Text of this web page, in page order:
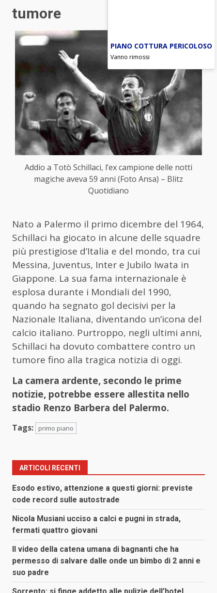
tumore
Addio a Totò Schillaci, l’ex campione delle notti
magiche aveva 59 anni (Foto Ansa) – Blitz
Quotidiano
Nato a Palermo il primo dicembre del 1964,
Schillaci ha giocato in alcune delle squadre
più prestigiose d’Italia e del mondo, tra cui
Messina, Juventus, Inter e Jubilo Iwata in
Giappone. La sua fama internazionale è
esplosa durante i Mondiali del 1990,
quando ha segnato gol decisivi per la
Nazionale Italiana, diventando un’icona del
calcio italiano. Purtroppo, negli ultimi anni,
Schillaci ha dovuto combattere contro un
tumore fino alla tragica notizia di oggi.
La camera ardente, secondo le prime
notizie, potrebbe essere allestita nello
stadio Renzo Barbera del Palermo.
Tags: primo piano
ARTICOLI RECENTI
Esodo estivo, attenzione a questi giorni: previste
code record sulle autostrade
Nicola Musiani ucciso a calci e pugni in strada,
fermati quattro giovani
Il video della catena umana di bagnanti che ha
permesso di salvare dalle onde un bimbo di 2 anni e
suo padre
Sorrento: si finge addetto alle pulizie dell’hotel,
PIANO COTTURA PERICOLOSO
Vanno rimossi